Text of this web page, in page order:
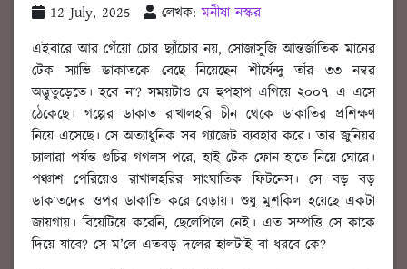
12 July, 2025 লেখক:মনীষা নস্কর
এইবারে আর গেঁয়ো চোর ছ্যাঁচোর নয়, সোজাসুজি আন্তর্জাতিক মানের
টেক স্যাভি ডাকাতকে বেছে নিয়েছেন শীর্ষেন্দু তাঁর ৩৩ নম্বর
অদ্ভুতুড়েতে। হবে না? সময়টাও যে হুপহাপ এগিয়ে ২০০৭ এ এসে
ঠেকেছে। গল্পের ডাকাত রাখালহরি চীন থেকে ডাকাতির প্রশিক্ষণ
নিয়ে এসেছে। সে অত্যাধুনিক সব গ্যাজেট ব্যবহার করে। তার জুনিয়র
চ্যালারা পর্যন্ত গুচির গগলস পরে, হাই টেক ফোন হাতে নিয়ে ঘোরে।
পঞ্চাশ পেরিয়েও রাখালহরির সাংঘাতিক ফিটনেস। সে বড় বড়
ডাকাতদের ওপর ডাকাতি করে বেড়ায়। শুধু মুশকিল হয়েছে একটা
জায়গায়। বিয়েটিয়ে করেনি, ছেলেপিলে নেই। এত সম্পত্তি সে কাকে
দিয়ে যাবে? সে ম’লে এতবড় দলের হালটাই বা ধরবে কে?